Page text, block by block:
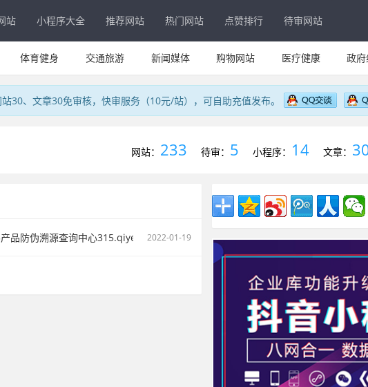
站 小程序大全 推荐网站 热门网站 点赞排行 待审网站
体育健身 交通旅游 新闻媒体 购物网站 医疗健康 政
30、文章30免审核，快审服务（10元/站），可自助充值发布。
网站： 233 待审： 5 小程序： 14 文章：
品防伪溯源查询中心315.qiyeku.cn2022-01-19